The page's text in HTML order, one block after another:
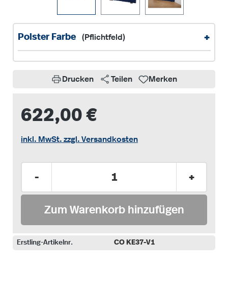
Polster Farbe (Pflichtfeld) +
Drucken Teilen Merken
622,00 €
inkl. MwSt. zzgl. Versandkosten
- +
Zum Warenkorb hinzufügen
Erstling-Artikelnr. CO KE37-V1